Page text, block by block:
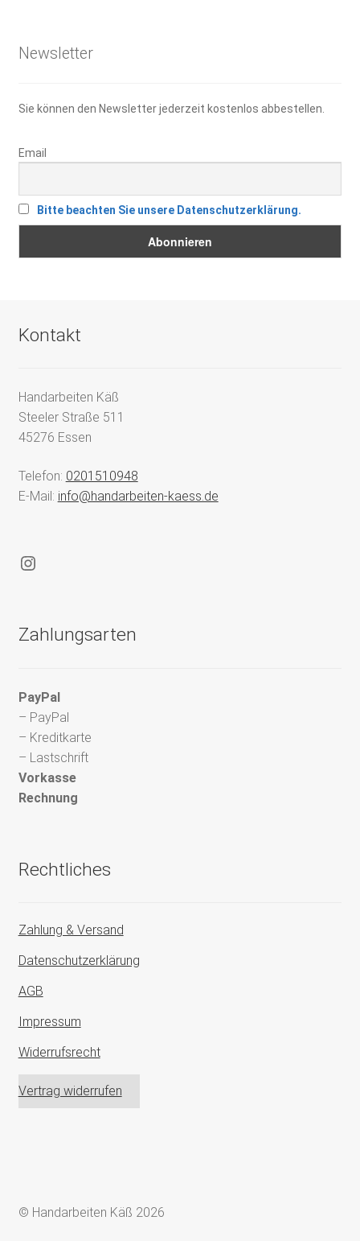
Newsletter
Sie können den Newsletter jederzeit kostenlos abbestellen.
Email
Bitte beachten Sie unsere Datenschutzerklärung.
Kontakt
Handarbeiten Käß
Steeler Straße 511
45276 Essen
Telefon: 0201510948
E-Mail: info@handarbeiten-kaess.de
Instagram
Zahlungsarten
PayPal
– PayPal
– Kreditkarte
– Lastschrift
Vorkasse
Rechnung
Rechtliches
Zahlung & Versand
Datenschutzerklärung
AGB
Impressum
Widerrufsrecht
Vertrag widerrufen
© Handarbeiten Käß 2026